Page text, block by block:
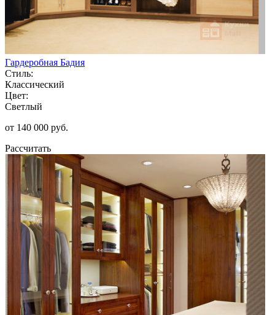
Гардеробная Бадия
Стиль:
Классический
Цвет:
Светлый
от 140 000 руб.
Рассчитать